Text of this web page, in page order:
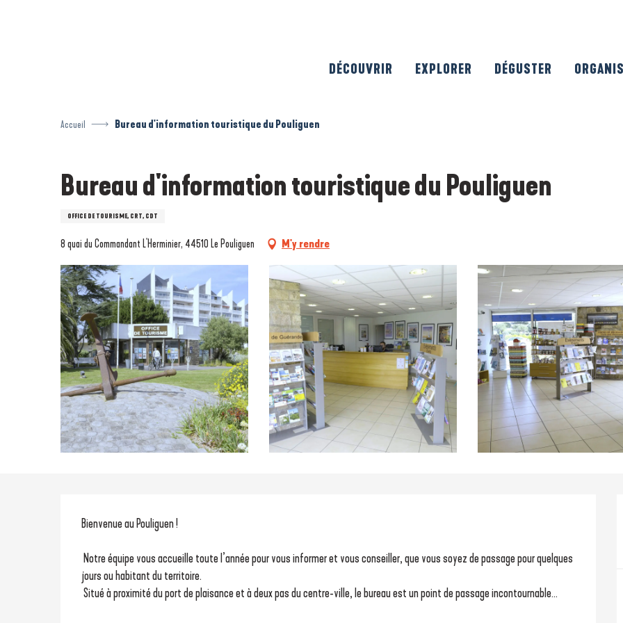
DÉCOUVRIR EXPLORER DÉGUSTER
Accueil Bureau d'information touristique du Pouliguen
Bureau d'information touristique du Pouliguen
OFFICE DE TOURISME, CRT, CDT
8 quai du Commandant L'Herminier, 44510 Le Pouliguen M'y rendre
Description
Bienvenue au Pouliguen !
jours ou habitant du territoire.
Situé à proximité du port de plaisance et à deux pas du centre-ville, le bureau est un point de passage incontournable...